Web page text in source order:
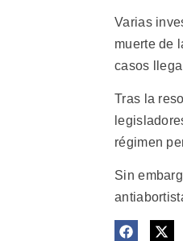
Varias
muerte de
casos
Tras la
régimen
Sin